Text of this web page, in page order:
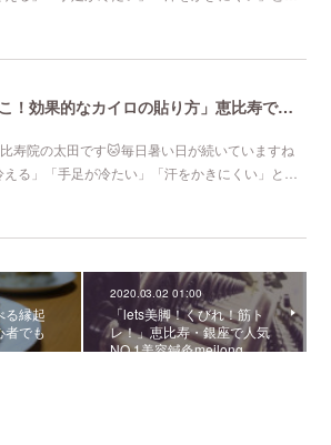
「代謝アップならここ！効果的なカイロの貼り方」恵比寿で口コミNo 1美容鍼灸ならmeilong
寿院の太田です🐱毎日暑い日が続いていますね
る」「手足が冷たい」「汗をかきにくい」と…
る縁起
者でも
2020.03.02 01:00
「lets美脚！くびれ！筋ト
レ！」恵比寿・銀座で人気
NO.1美容鍼灸meilong